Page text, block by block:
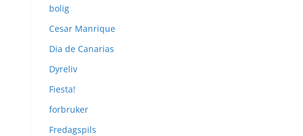
bolig
Cesar Manrique
Dia de Canarias
Dyreliv
Fiesta!
forbruker
Fredagspils